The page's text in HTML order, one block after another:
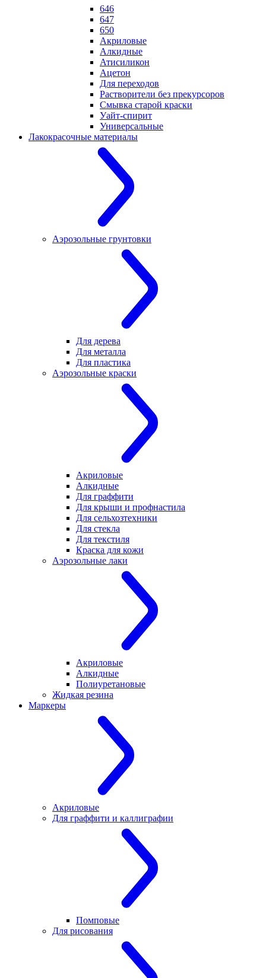
646
647
650
Акриловые
Алкидные
Атисиликон
Ацетон
Для переходов
Растворители без прекурсоров
Смывка старой краски
Уайт-спирит
Универсальные
Лакокрасочные материалы
Аэрозольные грунтовки
Для дерева
Для металла
Для пластика
Аэрозольные краски
Акриловые
Алкидные
Для граффити
Для крыши и профнастила
Для сельхозтехники
Для стекла
Для текстиля
Краска для кожи
Аэрозольные лаки
Акриловые
Алкидные
Полиуретановые
Жидкая резина
Маркеры
Акриловые
Для граффити и каллиграфии
Помповые
Для рисования